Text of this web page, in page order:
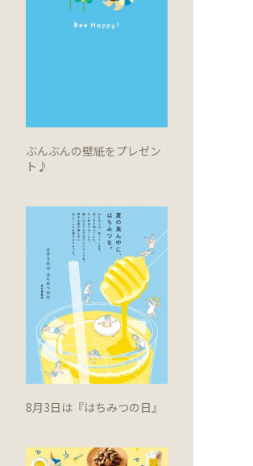
ぶんぶんの壁紙をプレゼン
ト♪
8月3日は『はちみつの日』